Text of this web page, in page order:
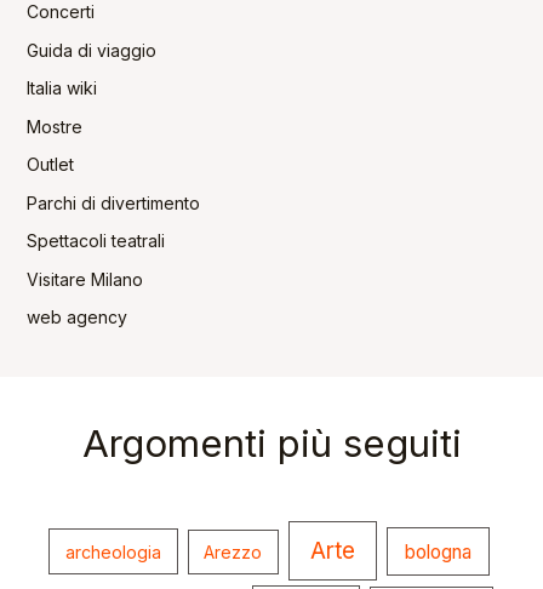
Concerti
Guida di viaggio
Italia wiki
Mostre
Outlet
Parchi di divertimento
Spettacoli teatrali
Visitare Milano
web agency
Argomenti più seguiti
archeologia Arezzo Arte bologna